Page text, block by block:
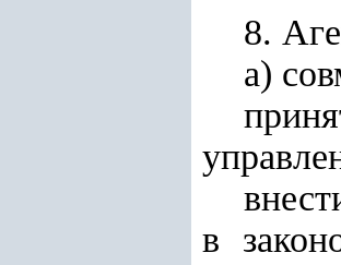
8.
а)
в